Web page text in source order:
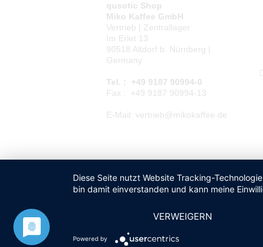
qusotic Shop
Miko Kaffee GmbH
Vertrieb | Zentrallager
Im Erlet 13
90518 Altdorf b. Nürnberg |
Germany
Tel. : +49 9187 90994-0
Fax : +49 9187 90994-13
E-Mail: vertrieb@mikokaffee.de
Diese Seite nutzt Website Tracking-
bin damit einverstanden und kann meine
VERWEIGERN
Powered by